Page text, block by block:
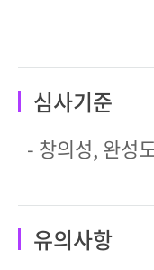
심사기준
- 창의성, 완성
유의사항